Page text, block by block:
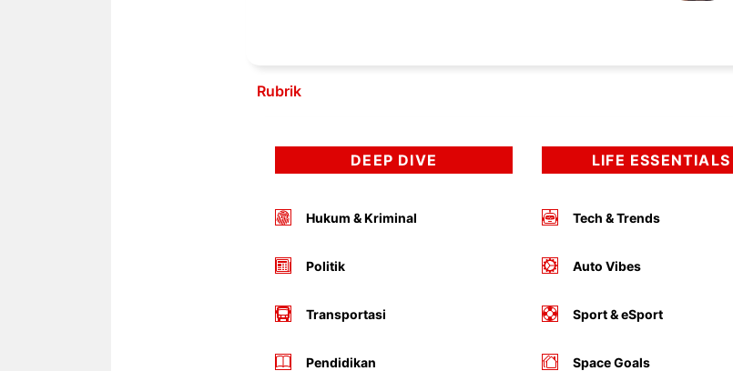
Rubrik
DEEP DIVE
Hukum & Kriminal
Politik
Transportasi
Pendidikan
LIFE ESSENTIALS
Tech & Trends
Auto Vibes
Sport & eSport
Space Goals